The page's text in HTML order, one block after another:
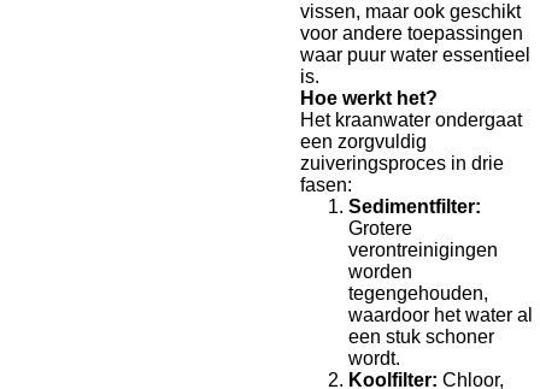
vissen, maar ook geschikt
voor andere toepassingen
waar puur water essentieel
is.
Hoe werkt het?
Het kraanwater ondergaat
een zorgvuldig
zuiveringsproces in drie
fasen:
Sedimentfilter:
Grotere
verontreinigingen
worden
tegengehouden,
waardoor het water al
een stuk schoner
wordt.
Koolfilter: Chloor,